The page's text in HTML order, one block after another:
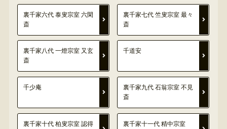
裏千家六代 泰叟宗室 六閑
斎
裏千家七代 竺叟宗室 最々
斎
裏千家八代 一燈宗室 又玄
斎
千道安
千少庵
裏千家九代 石翁宗室 不見
斎
裏千家十代 柏叟宗室 認得
裏千家十一代 精中宗室